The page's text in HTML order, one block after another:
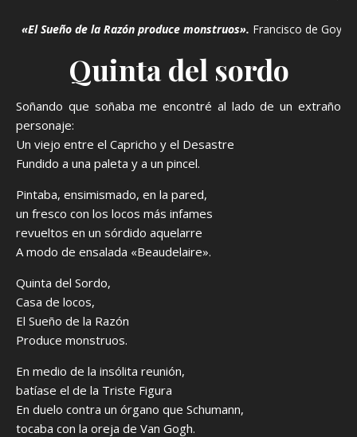
«El Sueño de la Razón produce monstruos». Francisco de Goya
Quinta del sordo
Soñando que soñaba me encontré al lado de un extraño
personaje:
Un viejo entre el Capricho y el Desastre
Fundido a una paleta y a un pincel.
Pintaba, ensimismado, en la pared,
un fresco con los locos más infames
revueltos en un sórdido aquelarre
A modo de ensalada «Beaudelaire».
Quinta del Sordo,
Casa de locos,
El Sueño de la Razón
Produce monstruos.
En medio de la insólita reunión,
batíase el de la Triste Figura
En duelo contra un órgano que Schumann,
tocaba con la oreja de Van Gogh.